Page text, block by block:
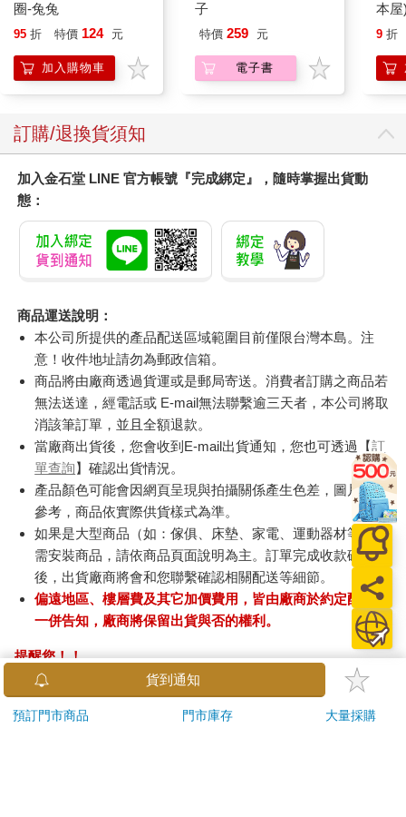
圈-兔兔
95 折 特價 124 元
加入購物車
子
特價 259 元
電子書
本屋
9 折
訂購/退換貨須知
加入金石堂 LINE 官方帳號『完成綁定』，隨時掌握出貨動
態：
商品運送說明：
本公司所提供的產品配送區域範圍目前僅限台灣本島。注
意！收件地址請勿為郵政信箱。
商品將由廠商透過貨運或是郵局寄送。消費者訂購之商品若
無法送達，經電話或 E-mail無法聯繫逾三天者，本公司將取
消該筆訂單，並且全額退款。
當廠商出貨後，您會收到E-mail出貨通知，您也可透過【訂
單查詢】確認出貨情況。
產品顏色可能會因網頁呈現與拍攝關係產生色差，圖片僅供
參考，商品依實際供貨樣式為準。
如果是大型商品（如：傢俱、床墊、家電、運動器材等）及
需安裝商品，請依商品頁面說明為主。訂單完成收款確認
後，出貨廠商將會和您聯繫確認相關配送等細節。
偏遠地區、樓層費及其它加價費用，皆由廠商於約定配送時
一併告知，廠商將保留出貨與否的權利。
提醒您！！
金石堂及銀行均不會請您操作ATM! 如接獲電話要求您前往
ATM提款機，請不要聽從指示，以免受騙上當！
貨到通知
預訂門市商品 門市庫存 大量採購